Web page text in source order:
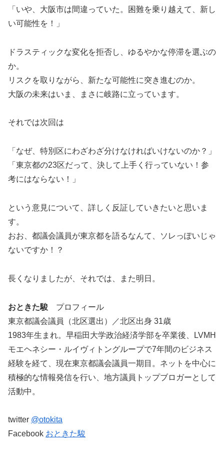
「いや、大阪市は間違っていた。困難を乗り越えて、新し
い可能性を！」
ドラスティックな変化を拒否し、ゆるやかな停滞を選ぶの
か。
リスクを取りながら、新たな可能性に突き進むのか。
大阪の未来はいま、まさに岐路に立っています。
それでは次回は
「なぜ、特別区にわざわざ分けなければいけないのか？」
「東京都の23区だって、決して上手く行っていない！参
考にはならない！」
という意見について、詳しく反証していきたいと思いま
す。
おお、都議会議員が東京都を語るなんて、ソレっぽいじゃ
ないですか！？
長くなりましたが、それでは、また明日。
おときた駿 プロフィール
東京都議会議員（北区選出）／北区出身 31歳
1983年生まれ。早稲田大学政治経済学部を卒業後、LVMH
モエヘネシー・ルイヴィトングループで7年間のビジネス
経験を経て、現在東京都議会議員一期目。ネットを中心に
積極的な情報発信を行い、地方議員トップブロガーとして
活動中。
twitter @otokita
Facebook おときた駿